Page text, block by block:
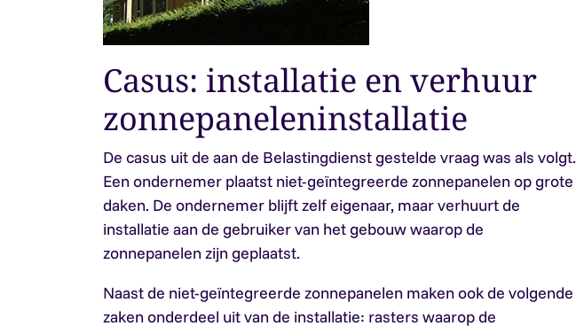
Casus: installatie en verhuur
zonnepaneleninstallatie
De casus uit de aan de Belastingdienst gestelde vraag was als volgt.
Een ondernemer plaatst niet-geïntegreerde zonnepanelen op grote
daken. De ondernemer blijft zelf eigenaar, maar verhuurt de
installatie aan de gebruiker van het gebouw waarop de
zonnepanelen zijn geplaatst.
Naast de niet-geïntegreerde zonnepanelen maken ook de volgende
zaken onderdeel uit van de installatie: rasters waarop de